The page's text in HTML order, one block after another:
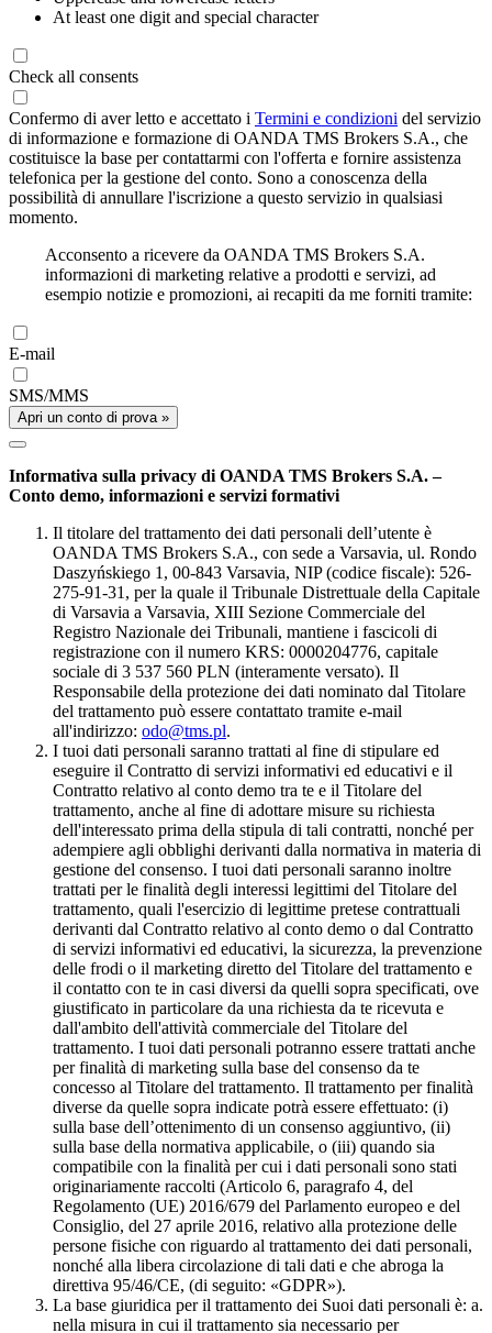
At least one digit and special character
Check all consents
Confermo di aver letto e accettato i Termini e condizioni del servizio
di informazione e formazione di OANDA TMS Brokers S.A., che
costituisce la base per contattarmi con l'offerta e fornire assistenza
telefonica per la gestione del conto. Sono a conoscenza della
possibilità di annullare l'iscrizione a questo servizio in qualsiasi
momento.
Acconsento a ricevere da OANDA TMS Brokers S.A.
informazioni di marketing relative a prodotti e servizi, ad
esempio notizie e promozioni, ai recapiti da me forniti tramite:
E-mail
SMS/MMS
Apri un conto di prova »
Informativa sulla privacy di OANDA TMS Brokers S.A. –
Conto demo, informazioni e servizi formativi
Il titolare del trattamento dei dati personali dell’utente è
OANDA TMS Brokers S.A., con sede a Varsavia, ul. Rondo
Daszyńskiego 1, 00-843 Varsavia, NIP (codice fiscale): 526-
275-91-31, per la quale il Tribunale Distrettuale della Capitale
di Varsavia a Varsavia, XIII Sezione Commerciale del
Registro Nazionale dei Tribunali, mantiene i fascicoli di
registrazione con il numero KRS: 0000204776, capitale
sociale di 3 537 560 PLN (interamente versato). Il
Responsabile della protezione dei dati nominato dal Titolare
del trattamento può essere contattato tramite e-mail
all'indirizzo: odo@tms.pl.
I tuoi dati personali saranno trattati al fine di stipulare ed
eseguire il Contratto di servizi informativi ed educativi e il
Contratto relativo al conto demo tra te e il Titolare del
trattamento, anche al fine di adottare misure su richiesta
dell'interessato prima della stipula di tali contratti, nonché per
adempiere agli obblighi derivanti dalla normativa in materia di
gestione del consenso. I tuoi dati personali saranno inoltre
trattati per le finalità degli interessi legittimi del Titolare del
trattamento, quali l'esercizio di legittime pretese contrattuali
derivanti dal Contratto relativo al conto demo o dal Contratto
di servizi informativi ed educativi, la sicurezza, la prevenzione
delle frodi o il marketing diretto del Titolare del trattamento e
il contatto con te in casi diversi da quelli sopra specificati, ove
giustificato in particolare da una richiesta da te ricevuta e
dall'ambito dell'attività commerciale del Titolare del
trattamento. I tuoi dati personali potranno essere trattati anche
per finalità di marketing sulla base del consenso da te
concesso al Titolare del trattamento. Il trattamento per finalità
diverse da quelle sopra indicate potrà essere effettuato: (i)
sulla base dell’ottenimento di un consenso aggiuntivo, (ii)
sulla base della normativa applicabile, o (iii) quando sia
compatibile con la finalità per cui i dati personali sono stati
originariamente raccolti (Articolo 6, paragrafo 4, del
Regolamento (UE) 2016/679 del Parlamento europeo e del
Consiglio, del 27 aprile 2016, relativo alla protezione delle
persone fisiche con riguardo al trattamento dei dati personali,
nonché alla libera circolazione di tali dati e che abroga la
direttiva 95/46/CE, (di seguito: «GDPR»).
La base giuridica per il trattamento dei Suoi dati personali è: a.
nella misura in cui il trattamento sia necessario per